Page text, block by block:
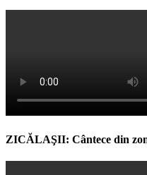
ZICĂLAŞII: Cântece din